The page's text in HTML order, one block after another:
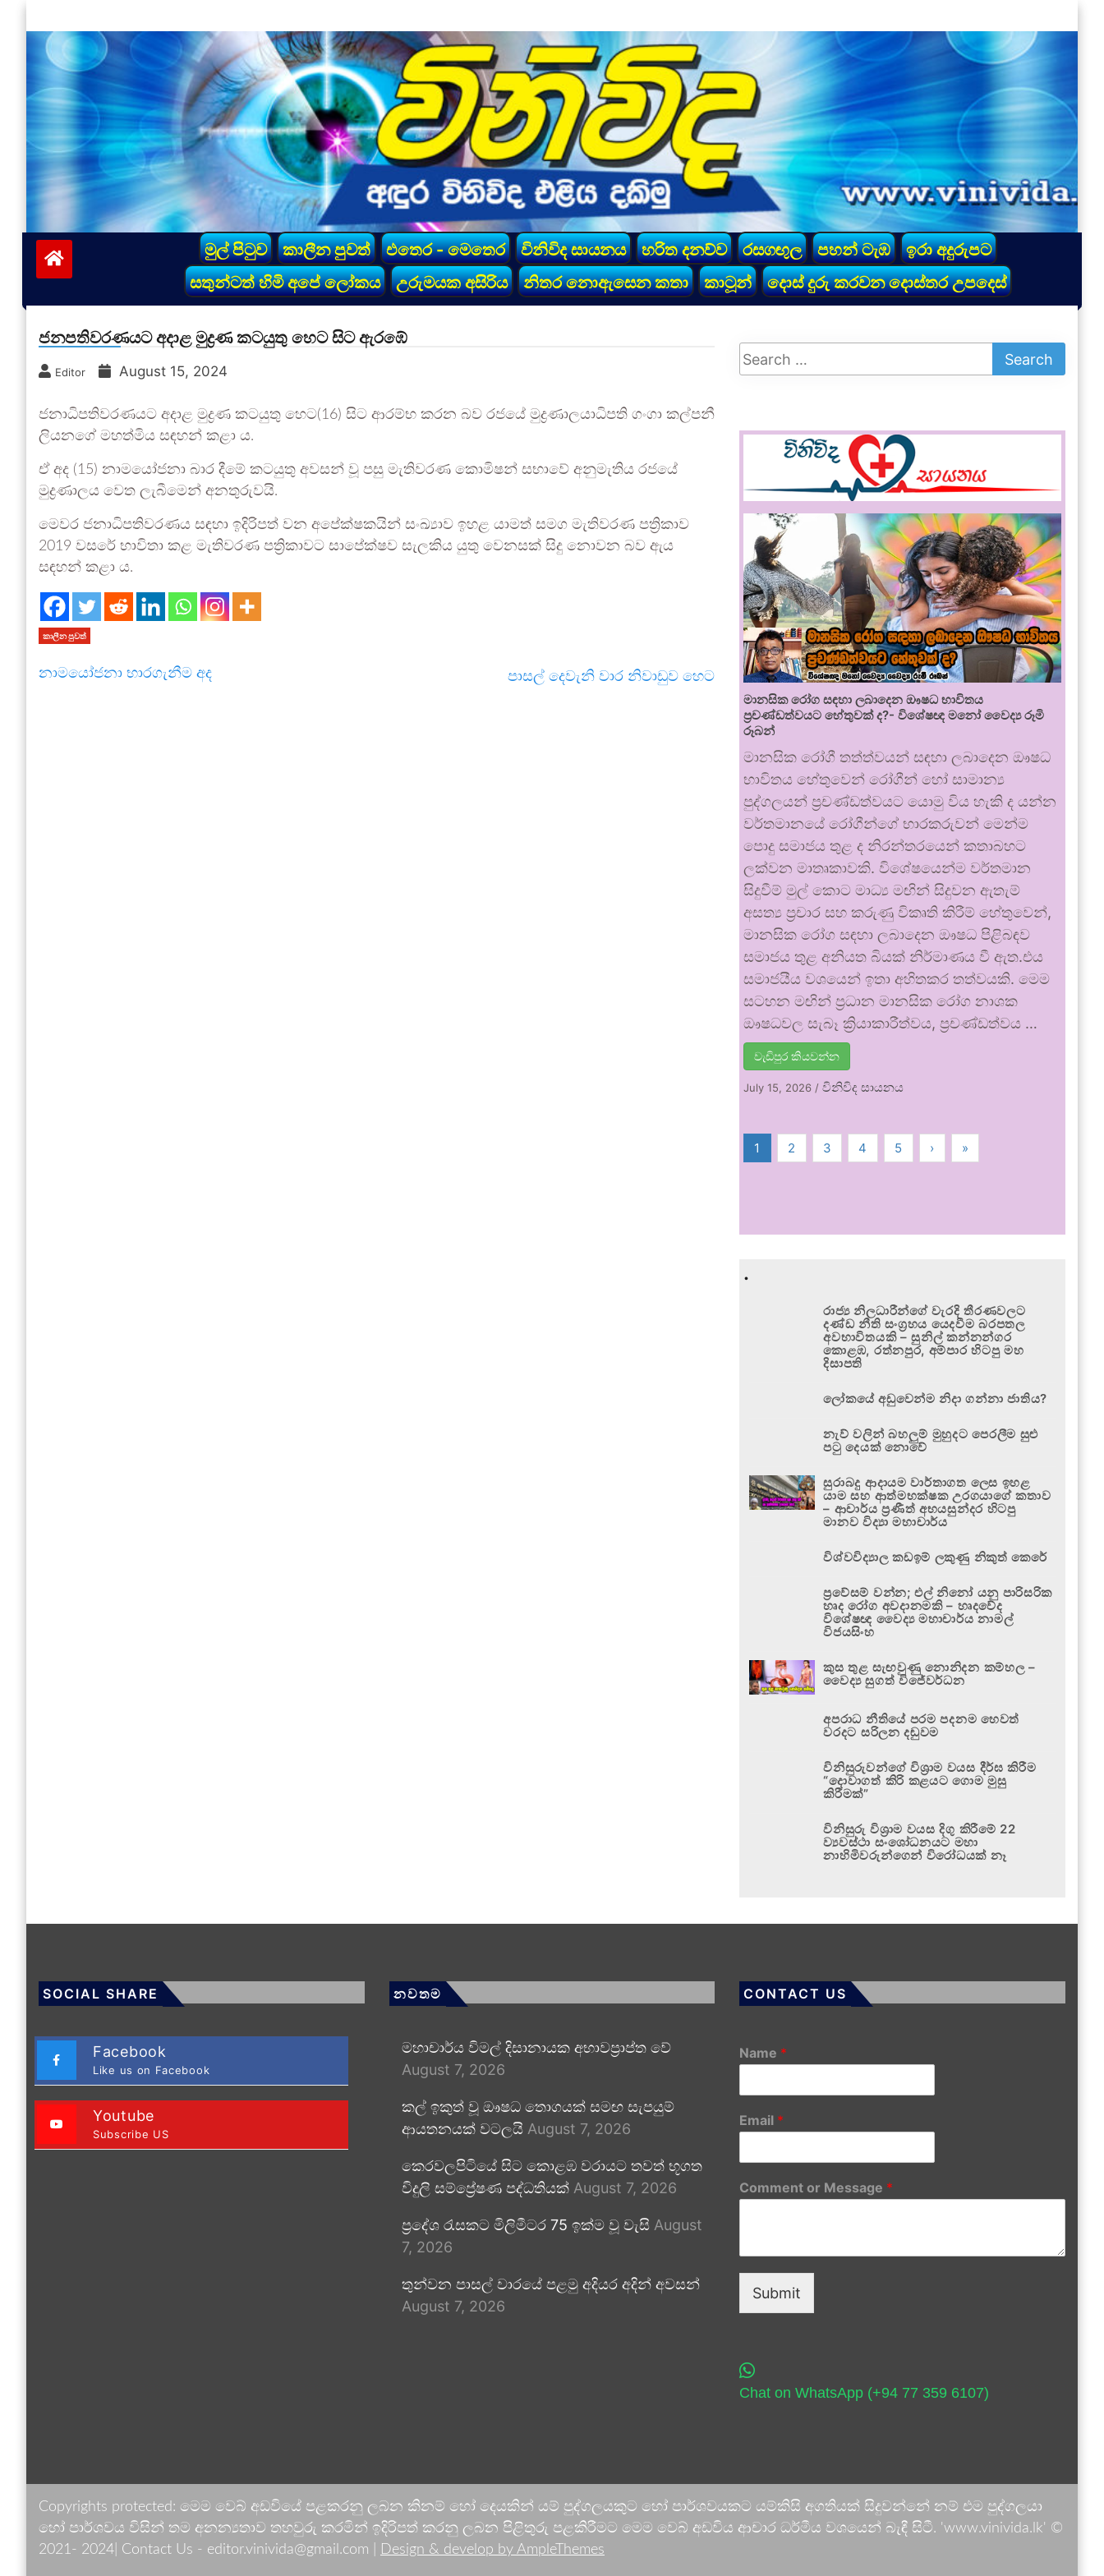
to
content
vinivida.lk
මුල් පිටුව කාලීන පුවත් එතෙර - මෙතෙර විනිවිද සායනය හරිත දනව්ව රසගඟුල පහන් ටැඹ
ඉරා අදුරුපට
සතුන්ටත් හිමි අපේ ලෝකය
උරුමයක අසිරිය නිතර නොඇසෙන කතා කාටූන් දොස් දුරු කරවන දොස්තර උපදෙස්
ජනපතිවරණයට අදාළ මුද්‍රණ කටයුතු හෙට සිට ඇරඹේ
Editor August 15, 2024
ජනාධිපතිවරණයට අදාළ මුද්‍රණ කටයුතු හෙට(16) සිට ආරම්භ කරන බව රජයේ මුද්‍රණාලයාධිපති ගංගා කල්පනී
ලියනගේ මහත්මිය සඳහන් කළා ය.
ඒ අද (15) නාමයෝජනා බාර දීමේ කටයුතු අවසන් වූ පසු මැතිවරණ කොමිෂන් සභාවේ අනුමැතිය රජයේ
මුද්‍රණාලය වෙත ලැබීමෙන් අනතුරුවයි.
මෙවර ජනාධිපතිවරණය සඳහා ඉදිරිපත් වන අපේක්ෂකයින් සංඛ්‍යාව ඉහළ යාමත් සමග මැතිවරණ පත්‍රිකාව
2019 වසරේ භාවිතා කළ මැතිවරණ පත්‍රිකාවට සාපේක්ෂව සැලකිය යුතු වෙනසක් සිදු නොවන බව ඇය
සඳහන් කළා ය.
කාලීන පුවත්
නාමයෝජනා භාරගැනීම අද පාසල් දෙවැනි වාර නිවා­ඩුව හෙට
මානසික රෝග සඳහා ලබාදෙන ඖෂධ භාවිතය
ප්‍රචණ්ඩත්වයට හේතුවක් ද?- විශේෂඥ මනෝ වෛද්‍ය රූමි
රූබන්
මානසික රෝගී තත්ත්වයන් සඳහා ලබාදෙන ඖෂධ
භාවිතය හේතුවෙන් රෝගීන් හෝ සාමාන්‍ය
පුද්ගලයන් ප්‍රචණ්ඩත්වයට යොමු විය හැකි ද යන්න
වර්තමානයේ රෝගීන්ගේ භාරකරුවන් මෙන්ම
පොදු සමාජය තුළ ද නිරන්තරයෙන් කතාබහට
ලක්වන මාතෘකාවකි. විශේෂයෙන්ම වර්තමාන
සිදුවීම් මුල් කොට මාධ්‍ය මඟින් සිදුවන ඇතැම්
අසත්‍ය ප්‍රචාර සහ කරුණු විකෘති කිරීම් හේතුවෙන්,
මානසික රෝග සඳහා ලබාදෙන ඖෂධ පිළිබඳව
සමාජය තුළ අනියත බියක් නිර්මාණය වී ඇත.එය
සමාජයීය වශයෙන් ඉතා අහිතකර තත්වයකි. මෙම
සටහන මඟින් ප්‍රධාන මානසික රෝග නාශක
ඖෂධවල සැබෑ ක්‍රියාකාරීත්වය, ප්‍රචණ්ඩත්වය …
වැඩිපුර කියවන්න
July 15, 2026 /විනිවිද සායනය
1 2 3 4 5 › »
.
රාජ්‍ය නිලධාරීන්ගේ වැරදි තීරණවලට
දණ්ඩ නීති සංග්‍රහය යෙදවීම බරපතල
අවභාවිතයකි – සුනිල් කන්නන්ගර
කොළඹ, රත්නපුර, අම්පාර හිටපු මහ
දිසාපති
ලෝකයේ අඩුවෙන්ම නිදා ගන්නා ජාතිය?
නැව් වලින් බහලුම් මුහුදට පෙරලීම සුළු
පටු දෙයක් නොවේ
සුරාබදු ආදායම වාර්තාගත ලෙස ඉහළ
යාම සහ ආත්මභක්ෂක උරගයාගේ කතාව
– ආචාර්ය ප්‍රණීත් අභයසුන්දර හිටපු
මානව විද්‍යා මහාචාර්ය
විශ්වවිද්‍යාල කඩඉම් ලකුණු නිකුත් කෙරේ
ප්‍රවේසම් වන්න; එල් නිනෝ යනු පාරිසරික
හෘද රෝග අවදානමකි – හෘදවේද
විශේෂඥ වෛද්‍ය මහාචාර්ය නාමල්
විජයසිංහ
කුස තුළ සැඟවුණු නොනිදන කම්හල –
වෛද්‍ය සුගත් විජේවර්ධන
අපරාධ නීතියේ පරම පදනම හෙවත්
වරදට සරිලන දඬුවම
විනිසුරුවන්ගේ විශ්‍රාම වයස දීර්ඝ කිරීම
“දොවාගත් කිරි කළයට ගොම මුසු
කිරීමක්”
විනිසුරු විශ්‍රාම වයස දිගු කිරීමේ 22
ව්‍යවස්ථා සංශෝධනයට මහා
නාහිමිවරුන්ගෙන් විරෝධයක් නෑ
SOCIAL SHARE
Facebook
Like us on Facebook
Youtube
Subscribe US
නවතම
මහාචාර්ය විමල් දිසානායක අභාවප්‍රාප්ත වේ
August 7, 2026
කල් ඉකුත් වූ ඖෂධ තොගයක් සමඟ සැපයුම්
ආයතනයක් වටලයි August 7, 2026
කෙරවලපිටියේ සිට කොළඹ වරායට තවත් භූගත
විදුලි සම්ප්‍රේෂණ පද්ධතියක් August 7, 2026
ප්‍රදේශ රැසකට මිලිමීටර 75 ඉක්ම වූ වැසි August
7, 2026
තුන්වන පාසල් වාරයේ පළමු අදියර අදින් අවසන්
August 7, 2026
CONTACT US
Name *
Email *
Comment or Message *
Submit
Chat on WhatsApp (+94 77 359 6107)
Copyrights protected: මෙම වෙබ් අඩවියේ පළකරනු ලබන කිනම් හෝ දෙයකින් යම් පුද්ගලයකුට හෝ පාර්ශවයකට යම්කිසි අගතියක් සිදුවන්නේ නම් එම පුද්ගලයා
හෝ පාර්ශවය විසින් තම අනන්‍යතාව තහවුරු කරමින් ඉදිරිපත් කරනු ලබන පිළිතුරු පළකිරීමට මෙම වෙබ් අඩවිය ආචාර ධර්මීය වශයෙන් බැඳී සිටී. 'www.vinivida.lk' ©
2021- 2024| Contact Us - editor.vinivida@gmail.com |
Design & develop by AmpleThemes